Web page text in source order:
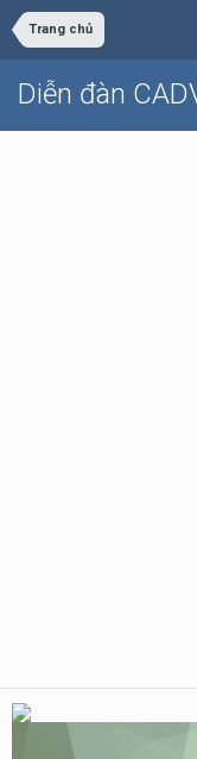
Trang chủ
Diễn đàn